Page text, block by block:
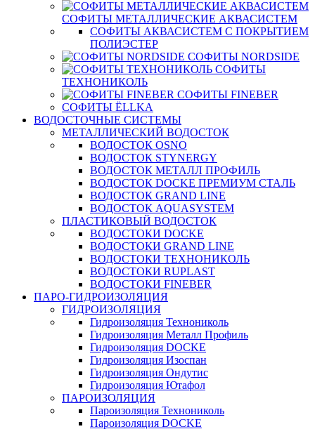
СОФИТЫ МЕТАЛЛИЧЕСКИЕ АКВАСИСТЕМ
СОФИТЫ АКВАСИСТЕМ С ПОКРЫТИЕМ
ПОЛИЭСТЕР
СОФИТЫ NORDSIDE
СОФИТЫ
ТЕХНОНИКОЛЬ
СОФИТЫ FINEBER
СОФИТЫ ЁLLKA
ВОДОСТОЧНЫЕ СИСТЕМЫ
МЕТАЛЛИЧЕСКИЙ ВОДОСТОК
ВОДОСТОК OSNO
ВОДОСТОК STYNERGY
ВОДОСТОК МЕТАЛЛ ПРОФИЛЬ
ВОДОСТОК DOCKE ПРЕМИУМ СТАЛЬ
ВОДОСТОК GRAND LINE
ВОДОСТОК AQUASYSTEM
ПЛАСТИКОВЫЙ ВОДОСТОК
ВОДОСТОКИ DOCKE
ВОДОСТОКИ GRAND LINE
ВОДОСТОКИ ТЕХНОНИКОЛЬ
ВОДОСТОКИ RUPLAST
ВОДОСТОКИ FINEBER
ПАРО-ГИДРОИЗОЛЯЦИЯ
ГИДРОИЗОЛЯЦИЯ
Гидроизоляция Технониколь
Гидроизоляция Металл Профиль
Гидроизоляция DOCKE
Гидроизоляция Изоспан
Гидроизоляция Ондутис
Гидроизоляция Ютафол
ПАРОИЗОЛЯЦИЯ
Пароизоляция Технониколь
Пароизоляция DOCKE